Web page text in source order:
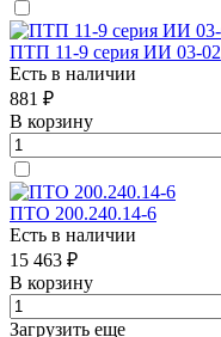
ПТП 11-9 серия ИИ 03-02
Есть в наличии
881 ₽
В корзину
ПТО 200.240.14-6
Есть в наличии
15 463 ₽
В корзину
Загрузить еще